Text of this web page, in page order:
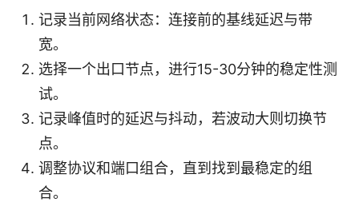
记录当前网络状态：连接前的基线延迟与带
宽。
选择一个出口节点，进行15-30分钟的稳定性测
试。
记录峰值时的延迟与抖动，若波动大则切换节
点。
调整协议和端口组合，直到找到最稳定的组
合。